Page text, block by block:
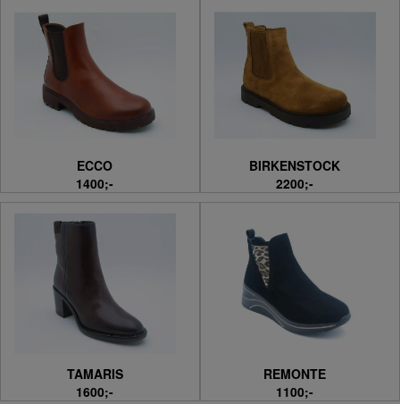
ECCO
1400;-
BIRKENSTOCK
2200;-
TAMARIS
1600;-
REMONTE
1100;-